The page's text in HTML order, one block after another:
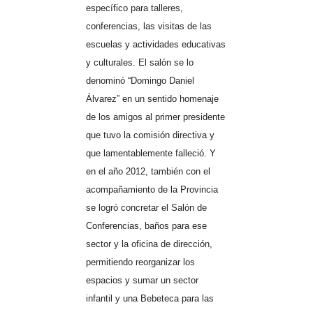
específico para talleres,
conferencias, las visitas de las
escuelas y actividades educativas
y culturales. El salón se lo
denominó “Domingo Daniel
Álvarez” en un sentido homenaje
de los amigos al primer presidente
que tuvo la comisión directiva y
que lamentablemente falleció. Y
en el año 2012, también con el
acompañamiento de la Provincia
se logró concretar el Salón de
Conferencias, baños para ese
sector y la oficina de dirección,
permitiendo reorganizar los
espacios y sumar un sector
infantil y una Bebeteca para las